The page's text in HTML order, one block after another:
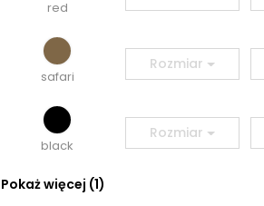
red
safari
Rozmiar
black
Rozmiar
Pokaż więcej (1)